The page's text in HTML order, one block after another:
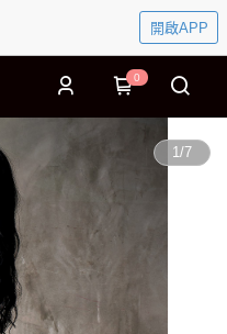
開啟APP
0
1/7